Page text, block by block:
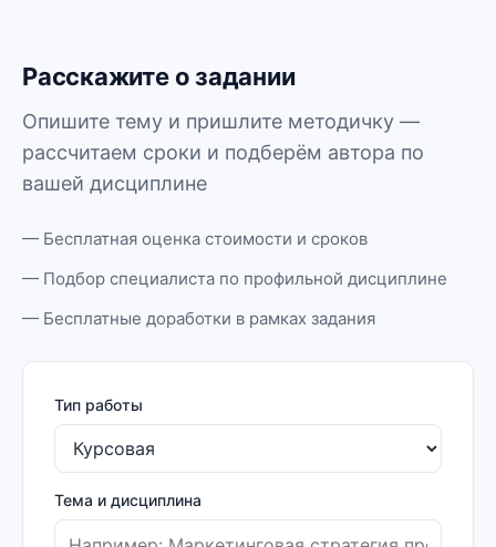
Расскажите о задании
Опишите тему и пришлите методичку —
рассчитаем сроки и подберём автора по
вашей дисциплине
— Бесплатная оценка стоимости и сроков
— Подбор специалиста по профильной дисциплине
— Бесплатные доработки в рамках задания
Тип работы
Тема и дисциплина